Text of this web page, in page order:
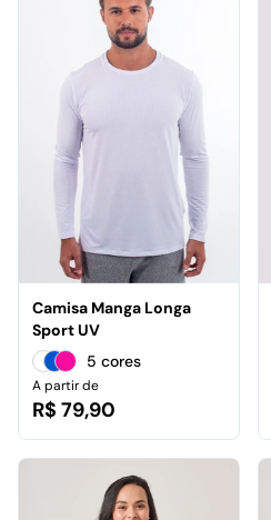
Camisa Manga Longa
Sport UV
5 cores
A partir de
R$ 79,90